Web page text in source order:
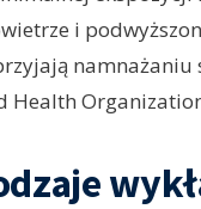
i
namnażaniu
Health